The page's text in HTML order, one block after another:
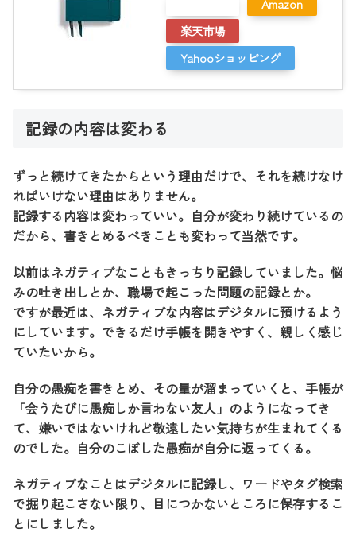
楽天市場
Yahooショッピング
記録の内容は変わる
ずっと続けてきたからという理由だけで、それを続けなけ
ればいけない理由はありません。
記録する内容は変わっていい。自分が変わり続けているの
だから、書きとめるべきことも変わって当然です。
以前はネガティブなこともきっちり記録していました。悩
みの吐き出しとか、職場で起こった問題の記録とか。
ですが最近は、ネガティブな内容はデジタルに預けるよう
にしています。できるだけ手帳を開きやすく、親しく感じ
ていたいから。
自分の愚痴を書きとめ、その量が溜まっていくと、手帳が
「会うたびに愚痴しか言わない友人」のようになってき
て、嫌いではないけれど敬遠したい気持ちが生まれてくる
のでした。自分のこぼした愚痴が自分に返ってくる。
ネガティブなことはデジタルに記録し、ワードやタグ検索
で掘り起こさない限り、目につかないところに保存するこ
とにしました。